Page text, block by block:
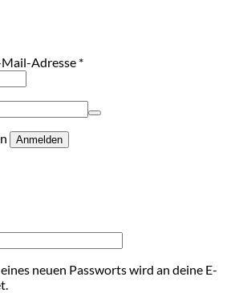
Adresse *Erforderlich
Anmelden
neuen Passworts wird an deine E-